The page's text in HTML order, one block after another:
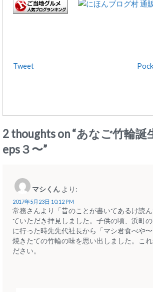
Tweet
2 thoughts on “あなご竹輪
eps３〜”
マシくん より:
2017年5月23日 10:12 PM
常務さんより「昔のことが書いてあるけ読
ていただき拝見しました。子供の頃、浜町
に行った時先先代社長から「マシ君食べや
焼きたての竹輪の味を思い出しました。こ
ださい。